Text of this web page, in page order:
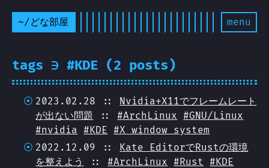
~/どな部屋 menu
tags ∋ #KDE (2 posts)
2023.02.28 :: Nvidia+X11でフレームレート
が出ない問題 ::#ArchLinux #GNU/Linux
#nvidia #KDE #X window system
2022.12.09 :: Kate EditorでRustの環境
を整えよう
::#ArchLinux #Rust
#KDE